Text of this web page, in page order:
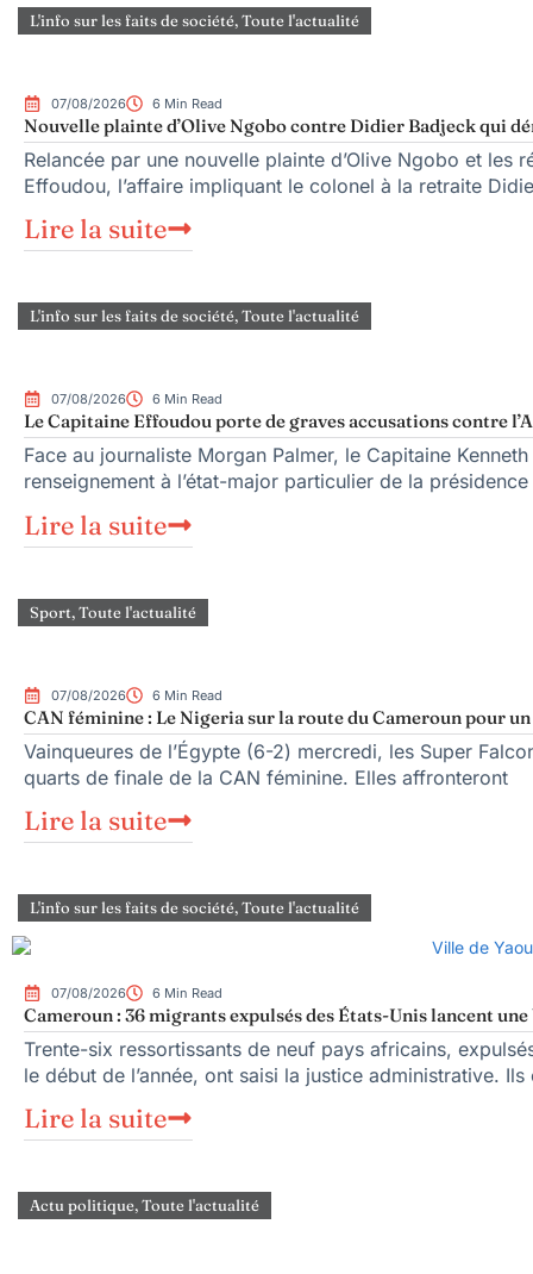
L'info sur les faits de société,Toute l'actualité
07/08/2026 6 Min Read
Nouvelle plainte d’Olive Ngobo contre Didier Badjeck qui
Relancée par une nouvelle plainte d’Olive Ngobo et les
Effoudou, l’affaire impliquant le colonel à la retraite
Lire la suite
L'info sur les faits de société,Toute l'actualité
07/08/2026 6 Min Read
Le Capitaine Effoudou porte de graves accusations contre
Face au journaliste Morgan Palmer, le Capitaine
renseignement à l’état-major particulier de la
Lire la suite
Sport,Toute l'actualité
07/08/2026 6 Min Read
CAN féminine : Le Nigeria sur la route du Cameroun pour
Vainqueures de l’Égypte (6-2) mercredi, les Super
quarts de finale de la CAN féminine. Elles affronteront
Lire la suite
L'info sur les faits de société,Toute l'actualité
07/08/2026 6 Min Read
Cameroun : 36 migrants expulsés des États-Unis lancent
Trente-six ressortissants de neuf pays africains,
le début de l’année, ont saisi la justice administrative. Ils
Lire la suite
Actu politique,Toute l'actualité